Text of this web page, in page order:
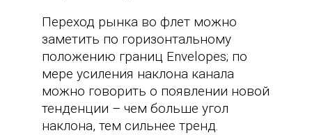
Переход рынка во флет можно
заметить по горизонтальному
положению границ Envelopes; по
мере усиления наклона канала
можно говорить о появлении новой
тенденции – чем больше угол
наклона, тем сильнее тренд.